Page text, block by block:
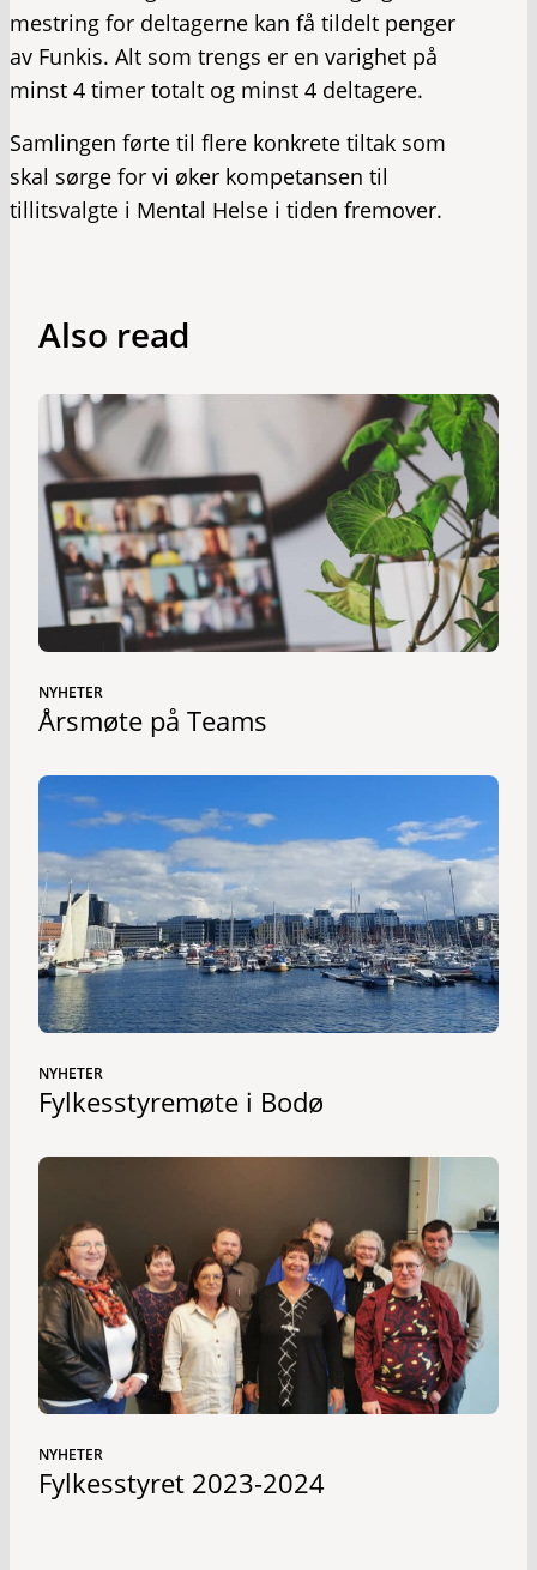
mestring for deltagerne kan få tildelt penger
av Funkis. Alt som trengs er en varighet på
minst 4 timer totalt og minst 4 deltagere.
Samlingen førte til flere konkrete tiltak som
skal sørge for vi øker kompetansen til
tillitsvalgte i Mental Helse i tiden fremover.
Also read
NYHETER
Årsmøte på Teams
NYHETER
Fylkesstyremøte i Bodø
NYHETER
Fylkesstyret 2023-2024